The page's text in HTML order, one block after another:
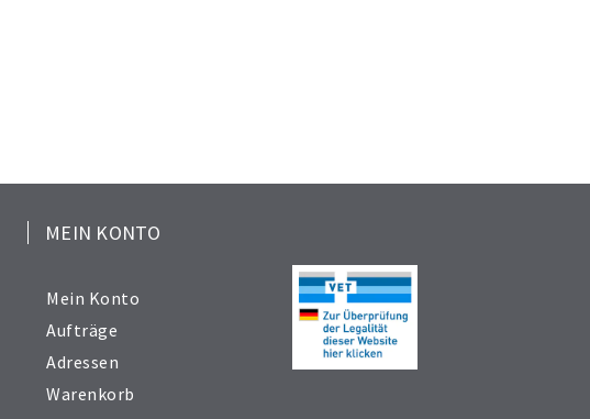
MEIN KONTO
Mein Konto
Aufträge
Adressen
Warenkorb